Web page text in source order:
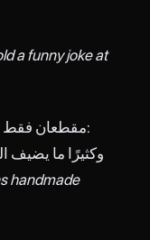
a funny joke at
handmade